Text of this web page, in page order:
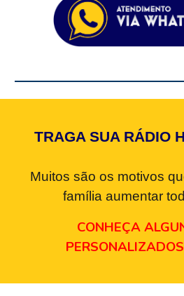
TRAGA SUA RÁDIO
Muitos são os motivos
família aumentar
CONHEÇA